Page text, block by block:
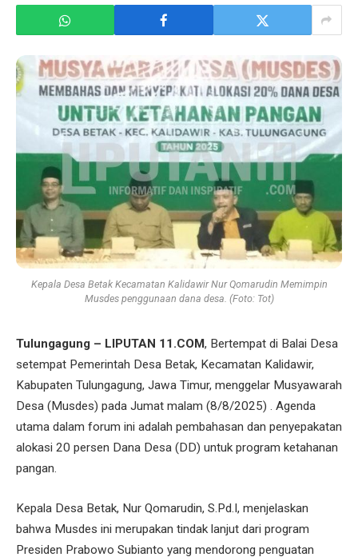
Kepala Desa Betak Kecamatan Kalidawir Nur Qomarudin Memimpin
Musdes penggunaan dana desa. (Foto: Tot)
Tulungagung – LIPUTAN 11.COM, Bertempat di Balai Desa
setempat Pemerintah Desa Betak, Kecamatan Kalidawir,
Kabupaten Tulungagung, Jawa Timur, menggelar Musyawarah
Desa (Musdes) pada Jumat malam (8/8/2025) . Agenda
utama dalam forum ini adalah pembahasan dan penyepakatan
alokasi 20 persen Dana Desa (DD) untuk program ketahanan
pangan.
Kepala Desa Betak, Nur Qomarudin, S.Pd.I, menjelaskan
bahwa Musdes ini merupakan tindak lanjut dari program
Presiden Prabowo Subianto yang mendorong penguatan